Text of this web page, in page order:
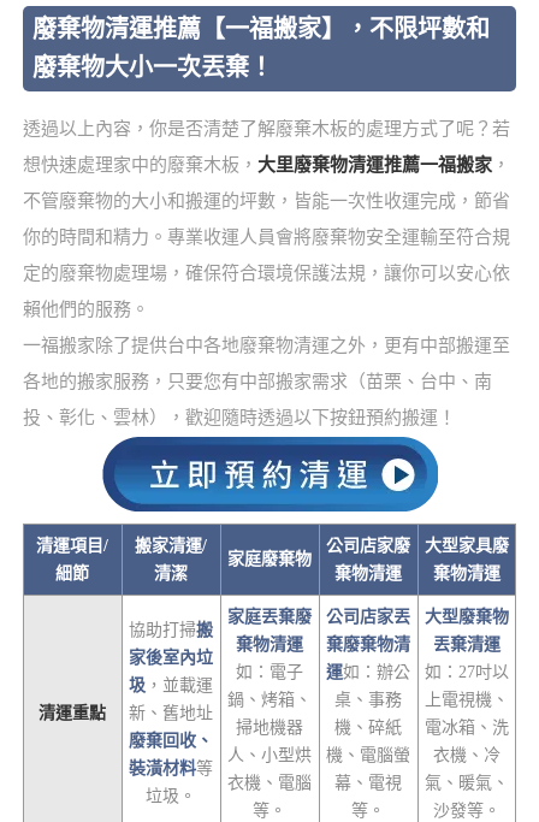
廢棄物清運推薦【一福搬家】，不限坪數和
廢棄物大小一次丟棄！
透過以上內容，你是否清楚了解廢棄木板的處理方式了呢？若
想快速處理家中的廢棄木板， 大里廢棄物清運推薦一福搬家，
不管廢棄物的大小和搬運的坪數，皆能一次性收運完成，節省
你的時間和精力。專業收運人員會將廢棄物安全運輸至符合規
定的廢棄物處理場，確保符合環境保護法規，讓你可以安心依
賴他們的服務。
一福搬家除了提供台中各地廢棄物清運之外，更有中部搬運至
各地的搬家服務，只要您有中部搬家需求（苗栗、台中、南
投、彰化、雲林），歡迎隨時透過以下按鈕預約搬運！
清運項目/
細節
搬家清運/
清潔
家庭廢棄物
公司店家廢
棄物清運
大型家具廢
棄物清運
清運重點
協助打掃搬
家後室內垃
圾 ，並載運
新、舊地址
廢棄回收、
裝潢材料等
垃圾。
家庭丟棄廢
棄物清運
如：電子
鍋、烤箱、
掃地機器
人、小型烘
衣機、電腦
等。
公司店家丟
棄廢棄物清
運如：辦公
桌、事務
機、碎紙
機、電腦螢
幕、電視
等。
大型廢棄物
丟棄清運
如：27吋以
上電視機、
電冰箱、洗
衣機、冷
氣、暖氣、
沙發等。